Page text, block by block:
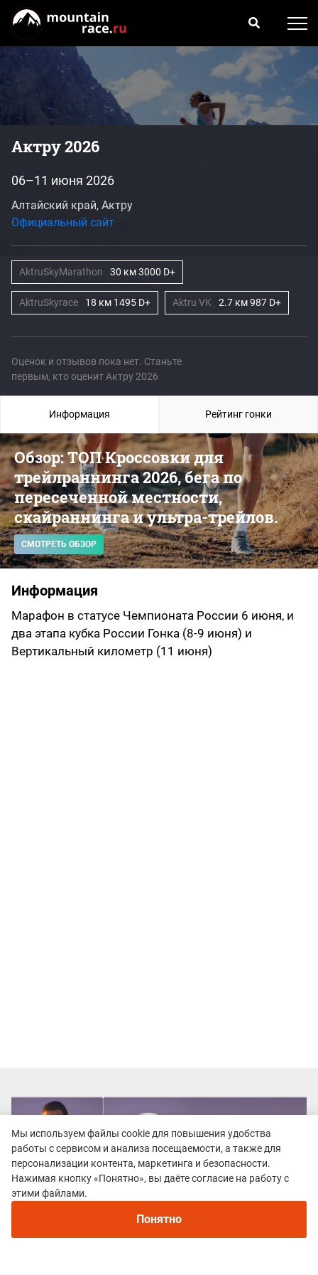
Актру 2026
Оценок и отзывов пока нет. Станьте
первым, кто оценит Актру 2026
06–11 июня 2026
Алтайский край, Актру
Официальный сайт
AktruSkyMarathon 30 км 3000 D+
AktruSkyrace 18 км 1495 D+ Aktru VK 2.7 км 987 D+
Обзор: ТОП Кроссовки для
трейлраннинга 2026, бега по
пересеченной местности,
скайраннинга и ультра-трейлов.
СМОТРЕТЬ ОБЗОР
Информация
Марафон в статусе Чемпионата России 6 июня, и
два этапа кубка России Гонка (8-9 июня) и
Вертикальный километр (11 июня)
Информация Рейтинг гонки
Мы используем файлы cookie для повышения удобства
работы с сервисом и анализа посещаемости, а также для
персонализации контента, маркетинга и безопасности.
Нажимая кнопку «Понятно», вы даёте согласие на работу с
этими файлами.
Понятно